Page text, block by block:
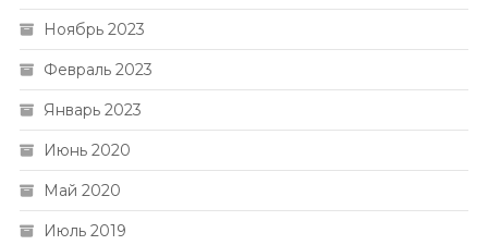
Ноябрь 2023
Февраль 2023
Январь 2023
Июнь 2020
Май 2020
Июль 2019